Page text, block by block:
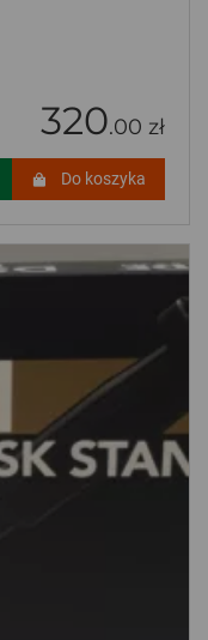
320.00 zł
Do koszyka